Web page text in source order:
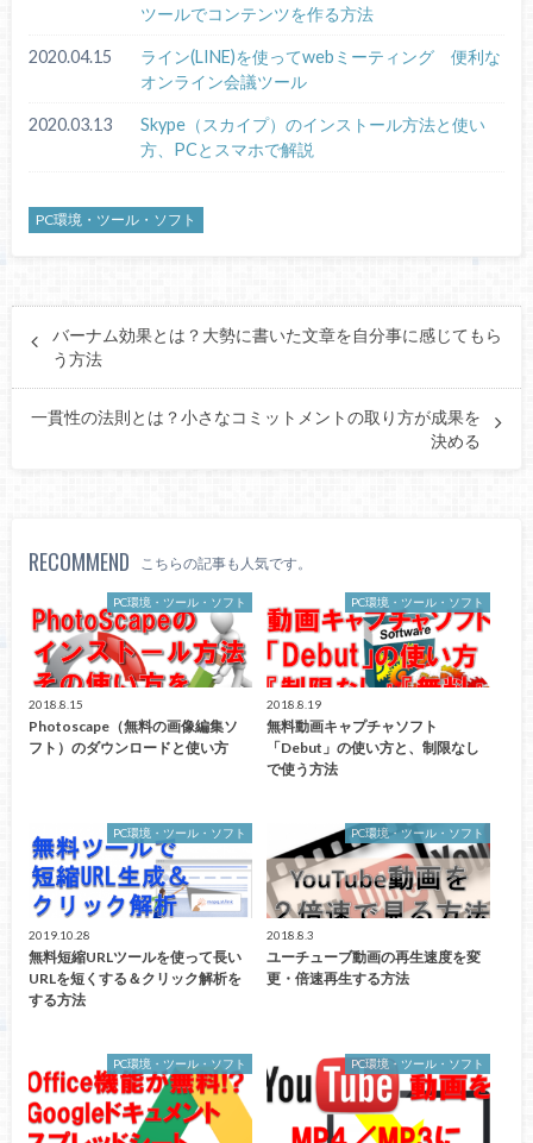
ツールでコンテンツを作る方法
2020.04.15
ライン(LINE)を使ってwebミーティング 便利な
オンライン会議ツール
2020.03.13
Skype（スカイプ）のインストール方法と使い
方、PCとスマホで解説
PC環境・ツール・ソフト
バーナム効果とは？大勢に書いた文章を自分事に感じてもら
う方法
一貫性の法則とは？小さなコミットメントの取り方が成果を
決める
RECOMMEND こちらの記事も人気です。
PC環境・ツール・ソフト
2018.8.15
Photoscape（無料の画像編集ソ
フト）のダウンロードと使い方
PC環境・ツール・ソフト
2018.8.19
無料動画キャプチャソフト
「Debut」の使い方と、制限なし
で使う方法
PC環境・ツール・ソフト
2019.10.28
無料短縮URLツールを使って長い
URLを短くする＆クリック解析を
する方法
PC環境・ツール・ソフト
2018.8.3
ユーチューブ動画の再生速度を変
更・倍速再生する方法
PC環境・ツール・ソフト PC環境・ツール・ソフト